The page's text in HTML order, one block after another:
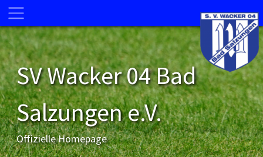
SV Wacker 04 Bad
Salzungen e.V.
Offizielle Homepage